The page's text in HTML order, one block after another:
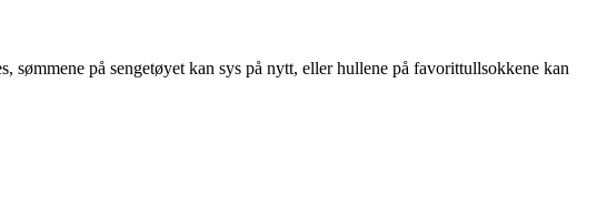
på sengetøyet kan sys på nytt, eller hullene på favorittullsokkene kan